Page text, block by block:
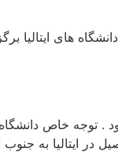
های ایتالیا
. توجه خاص
ایتالیا به